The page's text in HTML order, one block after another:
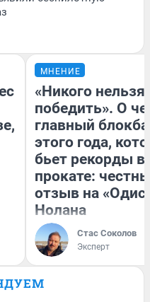
МНЕНИЕ
«Никого нельзя
победить». О
главный
этого года,
бьет рекорды в
прокате:
отзыв на
Нолана
Стас Соколов
Эксперт